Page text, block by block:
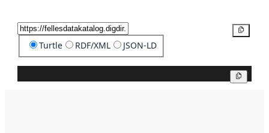
Turtle RDF/XML JSON-LD